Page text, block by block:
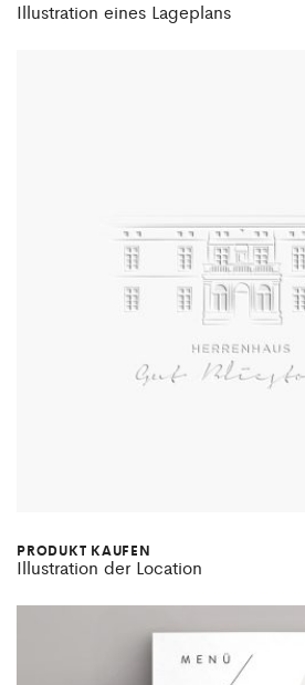
Illustration eines Lageplans
PRODUKT KAUFEN
Illustration der Location